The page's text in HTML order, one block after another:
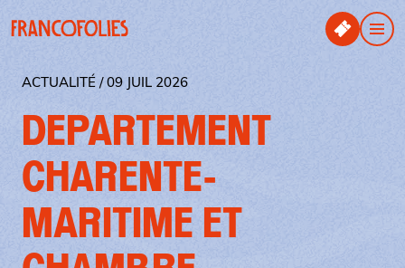
ACTUALITÉ / 09 JUIL 2026
DEPARTEMENT
CHARENTE-
MARITIME ET